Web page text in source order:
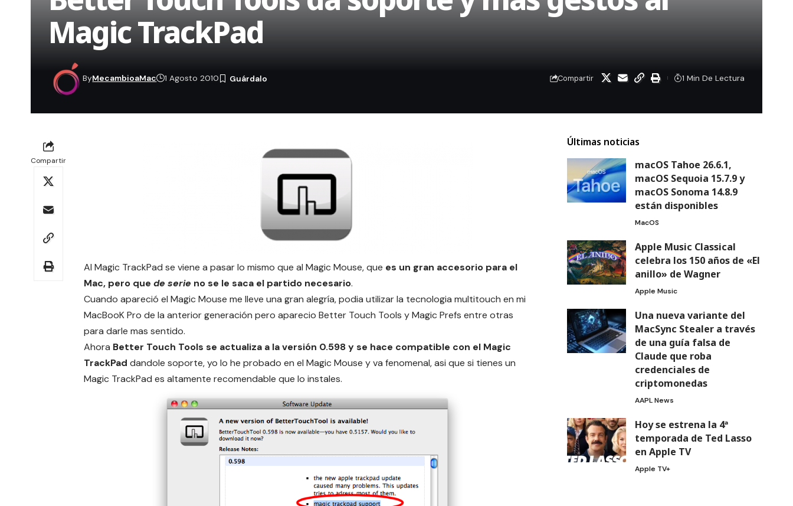
Magic TrackPad
ByMecambioaMac 1 Agosto 2010 Compartir 1 Min De Lectura
Compartir
Al Magic TrackPad se viene a pasar lo mismo que al Magic Mouse, que es un gran accesorio para el
Mac, pero que de serie no se le saca el partido necesario.
Cuando apareció el Magic Mouse me lleve una gran alegría, podia utilizar la tecnologia multitouch en mi
MacBooK Pro de la anterior generación pero aparecio Better Touch Tools yMagic Prefs entre otras
para darle mas sentido.
Ahora Better Touch Tools se actualiza a la versión 0.598 y se hace compatible con el Magic
TrackPad dandole soporte, yo lo he probado en el Magic Mouse y va fenomenal, asi que si tienes un
Magic TrackPad es altamente recomendable que lo instales.
Últimas noticias
macOS Tahoe 26.6.1,
macOS Sequoia 15.7.9 y
macOS Sonoma 14.8.9
están disponibles
MacOS
Apple Music Classical
celebra los 150 años de «El
anillo» de Wagner
Apple Music
Una nueva variante del
MacSync Stealer a través
de una guía falsa de
Claude que roba
credenciales de
criptomonedas
AAPL News
Hoy se estrena la 4ª
temporada de Ted Lasso
en Apple TV
Apple TV+